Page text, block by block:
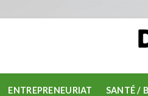
ENTREPRENEURIAT SANTÉ /